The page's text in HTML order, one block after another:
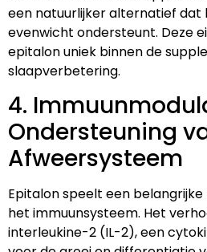
een natuurlijker alternatief dat
evenwicht ondersteunt. Deze
epitalon uniek binnen de
slaapverbetering.
4.
Ondersteuning
Afweersysteem
Epitalon speelt een
het immuunsysteem. Het
interleukine-2 (IL-2), een